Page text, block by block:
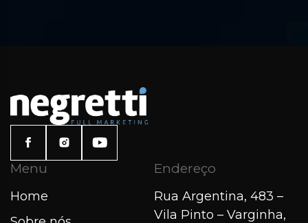
Menu
Home
Endereço
Rua Argentina, 483 –
Vila Pinto – Varginha,